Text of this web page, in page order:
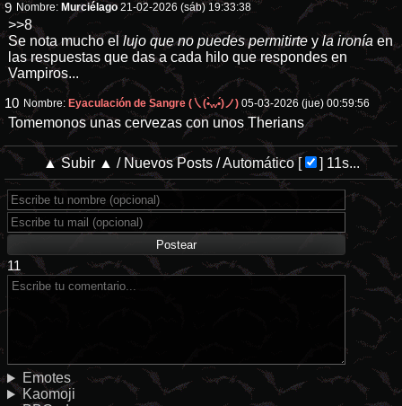
9 Nombre: Murciélago 21-02-2026 (sáb) 19:33:38
>>8
Se nota mucho el lujo que no puedes permitirte y la ironía en
las respuestas que das a cada hilo que respondes en
Vampiros...
10 Nombre: Eyaculación de Sangre (㇏(•̀ᵥᵥ•́)ノ) 05-03-2026 (jue) 00:59:56
Tomemonos unas cervezas con unos Therians
▲ Subir ▲ / Nuevos Posts/Automático[ ] 11s...
11
Emotes
Kaomoji